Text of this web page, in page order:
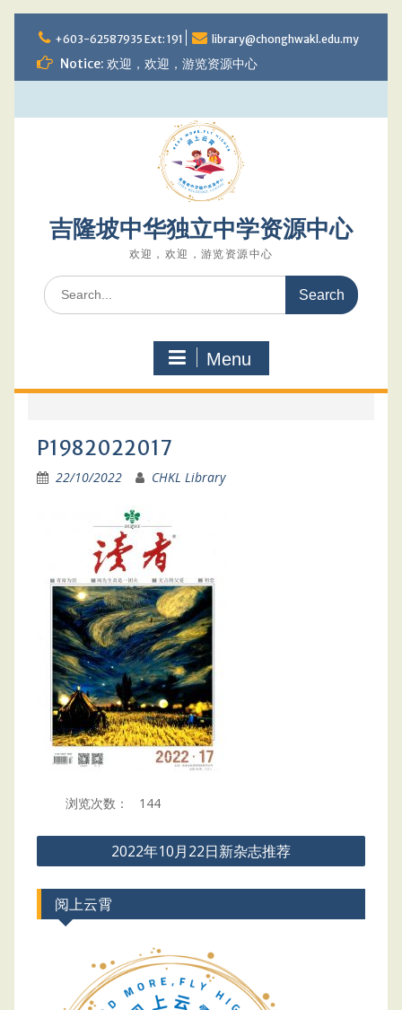
to
content
+603-62587935 Ext: 191 library@chonghwakl.edu.my
Notice: 欢迎，欢迎，游览资源中心
吉隆坡中华独立中学资源中心
欢迎，欢迎，游览资源中心
Search
for:
Menu
P1982022017
22/10/2022 CHKL Library
浏览次数： 144
Post
navigation
2022年10月22日新杂志推荐
阅上云霄